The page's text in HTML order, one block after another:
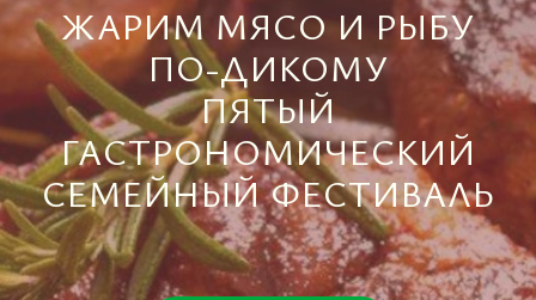
ЖАРИМ МЯСО И РЫБУ
ПО-ДИКОМУ
ПЯТЫЙ
ГАСТРОНОМИЧЕСКИЙ
СЕМЕЙНЫЙ ФЕСТИВАЛЬ